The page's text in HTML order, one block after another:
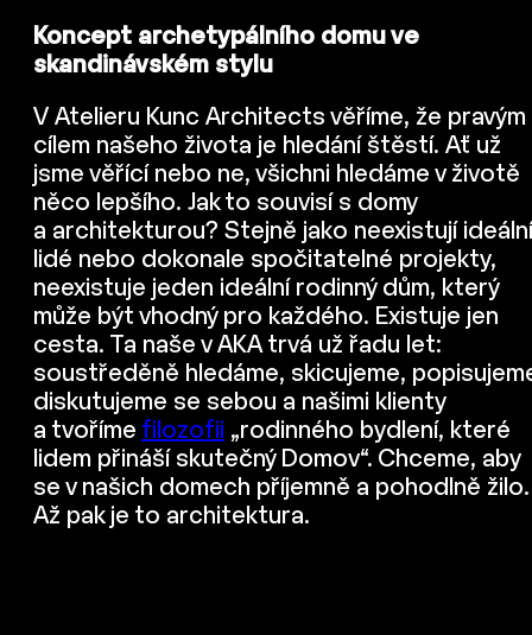
Koncept archetypálního domu ve
skandinávském stylu
V Atelieru Kunc Architects věříme, že pravým
cílem našeho života je hledání štěstí. Ať už
jsme věřící nebo ne, všichni hledáme v životě
něco lepšího. Jak to souvisí s domy
a architekturou? Stejně jako neexistují ideální
lidé nebo dokonale spočitatelné projekty,
neexistuje jeden ideální rodinný dům, který
může být vhodný pro každého. Existuje jen
cesta. Ta naše v AKA trvá už řadu let:
soustředěně hledáme, skicujeme,
diskutujeme se sebou a našimi klienty
a tvoříme filozofii „rodinného bydlení, které
lidem přináší skutečný Domov“. Chceme, aby
se v našich domech příjemně a pohodlně žilo.
Až pak je to architektura.